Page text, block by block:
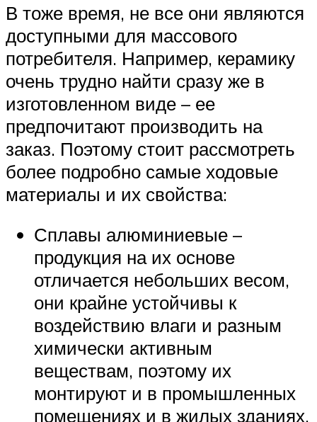
В тоже время, не все они являются
доступными для массового
потребителя. Например, керамику
очень трудно найти сразу же в
изготовленном виде – ее
предпочитают производить на
заказ. Поэтому стоит рассмотреть
более подробно самые ходовые
материалы и их свойства:
Сплавы алюминиевые –
продукция на их основе
отличается небольших весом,
они крайне устойчивы к
воздействию влаги и разным
химически активным
веществам, поэтому их
монтируют и в промышленных
помещениях и в жилых зданиях.